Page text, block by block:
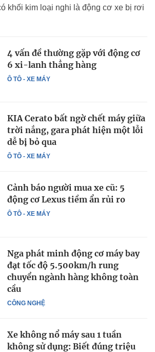
khối kim loại nghi là động cơ xe bị rơi
Ô TÔ - XE MÁY
4 vấn đề thường gặp với động cơ
6 xi-lanh thẳng hàng
Ô TÔ - XE MÁY
KIA Cerato bất ngờ chết máy giữa
trời nắng, gara phát hiện một lỗi
dễ bị bỏ qua
Ô TÔ - XE MÁY
Cảnh báo người mua xe cũ: 5
động cơ Lexus tiềm ẩn rủi ro
CÔNG NGHỆ
Nga phát minh động cơ máy bay
đạt tốc độ 5.500km/h rung
chuyển ngành hàng không toàn
cầu
Xe không nổ máy sau 1 tuần
không sử dụng: Biết đúng triệu